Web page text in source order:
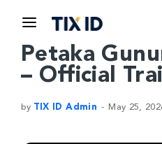
Petaka
– Official
by TIX ID Admin May 25,